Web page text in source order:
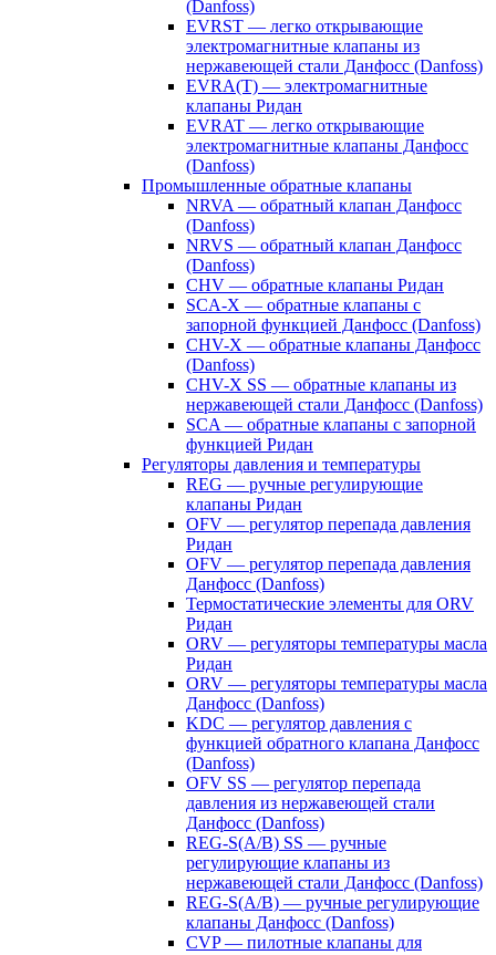
(Danfoss)
EVRST — легко открывающие
электромагнитные клапаны из
нержавеющей стали Данфосс (Danfoss)
EVRA(T) — электромагнитные
клапаны Ридан
EVRAT — легко открывающие
электромагнитные клапаны Данфосс
(Danfoss)
Промышленные обратные клапаны
NRVA — обратный клапан Данфосс
(Danfoss)
NRVS — обратный клапан Данфосс
(Danfoss)
CHV — обратные клапаны Ридан
SCA-X — обратные клапаны с
запорной функцией Данфосс (Danfoss)
CHV-X — обратные клапаны Данфосс
(Danfoss)
CHV-X SS — обратные клапаны из
нержавеющей стали Данфосс (Danfoss)
SCA — обратные клапаны с запорной
функцией Ридан
Регуляторы давления и температуры
REG — ручные регулирующие
клапаны Ридан
OFV — регулятор перепада давления
Ридан
OFV — регулятор перепада давления
Данфосс (Danfoss)
Термостатические элементы для ORV
Ридан
ORV — регуляторы температуры масла
Ридан
ORV — регуляторы температуры масла
Данфосс (Danfoss)
KDC — регулятор давления с
функцией обратного клапана Данфосс
(Danfoss)
OFV SS — регулятор перепада
давления из нержавеющей стали
Данфосс (Danfoss)
REG-S(A/B) SS — ручные
регулирующие клапаны из
нержавеющей стали Данфосс (Danfoss)
REG-S(A/B) — ручные регулирующие
клапаны Данфосс (Danfoss)
CVP — пилотные клапаны для